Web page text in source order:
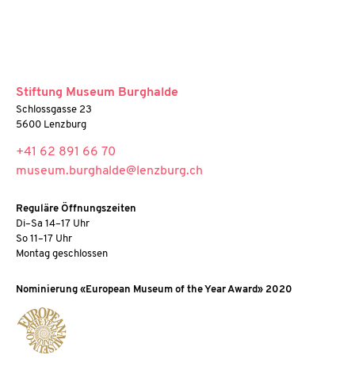
Stiftung Museum Burghalde
Schlossgasse 23
5600 Lenzburg
+41 62 891 66 70
museum.burghalde@lenzburg.ch
Reguläre Öffnungszeiten
Di–Sa 14–17 Uhr
So 11–17 Uhr
Montag geschlossen
Nominierung «European Museum of the Year Award» 2020